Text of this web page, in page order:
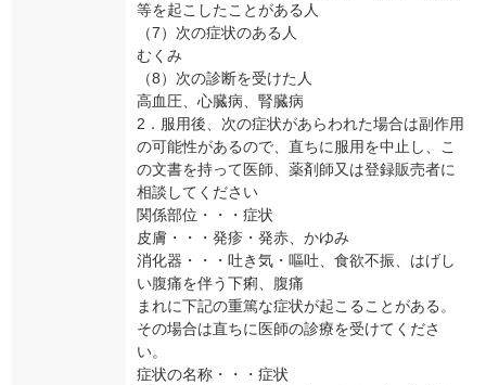
等を起こしたことがある人
（7）次の症状のある人
むくみ
（8）次の診断を受けた人
高血圧、心臓病、腎臓病
2．服用後、次の症状があらわれた場合は副作用
の可能性があるので、直ちに服用を中止し、こ
の文書を持って医師、薬剤師又は登録販売者に
相談してください
関係部位・・・症状
皮膚・・・発疹・発赤、かゆみ
消化器・・・吐き気・嘔吐、食欲不振、はげし
い腹痛を伴う下痢、腹痛
まれに下記の重篤な症状が起こることがある。
その場合は直ちに医師の診療を受けてくださ
い。
症状の名称・・・症状